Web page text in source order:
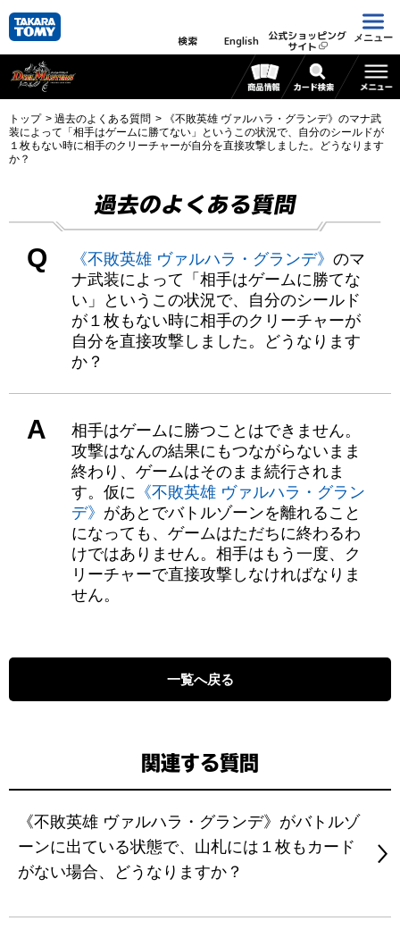
検索 English 公式ショッピング
サイト
メニュー
トップ 過去のよくある質問
《不敗英雄 ヴァルハラ・グランデ》のマナ武
装によって「相手はゲームに勝てない」というこの状況で、自分のシールドが
１枚もない時に相手のクリーチャーが自分を直接攻撃しました。どうなります
か？
過去のよくある質問
Q 《不敗英雄 ヴァルハラ・グランデ》 のマ
ナ武装によって「相手はゲームに勝てな
い」というこの状況で、自分のシールド
が１枚もない時に相手のクリーチャーが
自分を直接攻撃しました。どうなります
か？
A
相手はゲームに勝つことはできません。
攻撃はなんの結果にもつながらないまま
終わり、ゲームはそのまま続行されま
す。仮に 《不敗英雄 ヴァルハラ・グラン
デ》 があとでバトルゾーンを離れること
になっても、ゲームはただちに終わるわ
けではありません。相手はもう一度、ク
リーチャーで直接攻撃しなければなりま
せん。
一覧へ戻る
関連する質問
《不敗英雄 ヴァルハラ・グランデ》がバトルゾ
ーンに出ている状態で、山札には１枚もカード
がない場合、どうなりますか？